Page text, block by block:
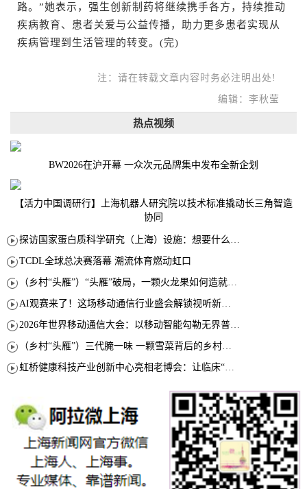
路。”她表示，强生创新制药将继续携手各方，持续推动
疾病教育、患者关爱与公益传播，助力更多患者实现从
疾病管理到生活管理的转变。(完)
注：请在转载文章内容时务必注明出处!
编辑：李秋莹
热点视频
BW2026在沪开幕 一众次元品牌集中发布全新企划
【活力中国调研行】上海机器人研究院以技术标准撬动长三角智造
协同
探访国家蛋白质科学研究（上海）设施：想要什么蛋白 AI直接设计合成
TCDL全球总决赛落幕 潮流体育燃动虹口
（乡村“头雁”）“头雁”破局，一颗火龙果如何造就沪上乡村特色产业化路径
AI观赛来了！这场移动通信行业盛会解锁视听新玩法
2026年世界移动通信大会：以移动智能勾勒无界普惠新愿景
（乡村“头雁”）三代腌一味 一颗雪菜背后的乡村致富经
虹桥健康科技产业创新中心亮相老博会：让临床“需求”定义银发经济新生态